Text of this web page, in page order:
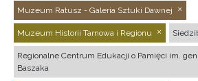
Muzeum Ratusz - Galeria Sztuki Dawnej
Muzeum Historii Tarnowa i Regionu
Regionalne Centrum Edukacji o Pamięci im.
Baszaka